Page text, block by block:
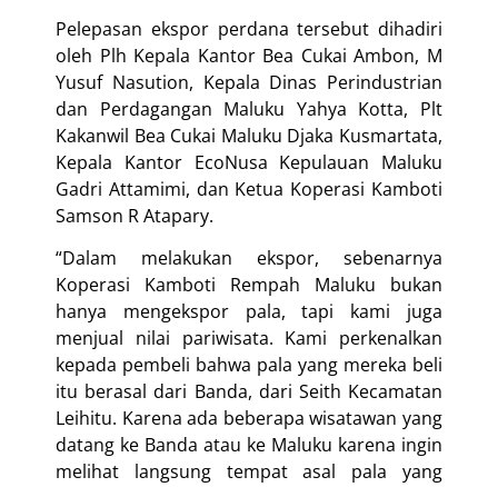
Pelepasan ekspor perdana tersebut dihadiri
oleh Plh Kepala Kantor Bea Cukai Ambon, M
Yusuf Nasution, Kepala Dinas Perindustrian
dan Perdagangan Maluku Yahya Kotta, Plt
Kakanwil Bea Cukai Maluku Djaka Kusmartata,
Kepala Kantor EcoNusa Kepulauan Maluku
Gadri Attamimi, dan Ketua Koperasi Kamboti
Samson R Atapary.
“Dalam melakukan ekspor, sebenarnya
Koperasi Kamboti Rempah Maluku bukan
hanya mengekspor pala, tapi kami juga
menjual nilai pariwisata. Kami perkenalkan
kepada pembeli bahwa pala yang mereka beli
itu berasal dari Banda, dari Seith Kecamatan
Leihitu. Karena ada beberapa wisatawan yang
datang ke Banda atau ke Maluku karena ingin
melihat langsung tempat asal pala yang